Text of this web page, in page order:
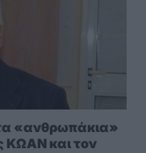
«ανθρωπάκια»